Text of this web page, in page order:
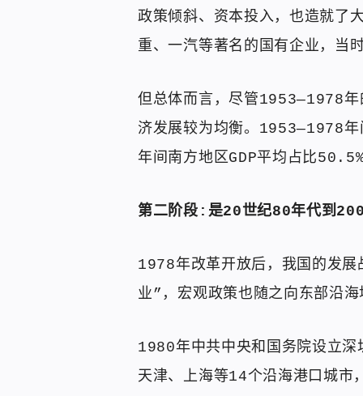
政策倾斜、资本投入，也造就了
重、一汽等著名的国有企业，当
但总体而言，尽管1953—1978年
济发展较为均衡。1953—1978年
年间南方地区GDP平均占比
第二阶段:是20世纪80年代到
1978年改革开放后，我国的发
业”，宏观政策也随之向东部沿
1980年中共中央和国务院设立
天津、上海等14个沿海港口城市